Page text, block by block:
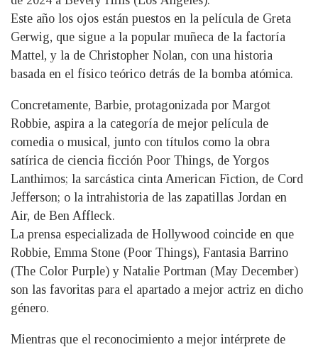
Este año los ojos están puestos en la película de Greta
Gerwig, que sigue a la popular muñeca de la factoría
Mattel, y la de Christopher Nolan, con una historia
basada en el físico teórico detrás de la bomba atómica.
Concretamente, Barbie, protagonizada por Margot
Robbie, aspira a la categoría de mejor película de
comedia o musical, junto con títulos como la obra
satírica de ciencia ficción Poor Things, de Yorgos
Lanthimos; la sarcástica cinta American Fiction, de Cord
Jefferson; o la intrahistoria de las zapatillas Jordan en
Air, de Ben Affleck.
La prensa especializada de Hollywood coincide en que
Robbie, Emma Stone (Poor Things), Fantasia Barrino
(The Color Purple) y Natalie Portman (May December)
son las favoritas para el apartado a mejor actriz en dicho
género.
Mientras que el reconocimiento a mejor intérprete de